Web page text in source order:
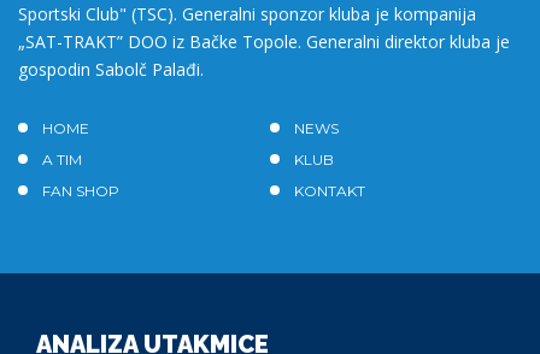
Sportski Club" (TSC). Generalni sponzor kluba je kompanija
„SAT-TRAKT” DOO iz Bačke Topole. Generalni direktor kluba je
gospodin Sabolč Palađi.
HOME
NEWS
A TIM
KLUB
FAN SHOP
KONTAKT
ANALIZA UTAKMICE